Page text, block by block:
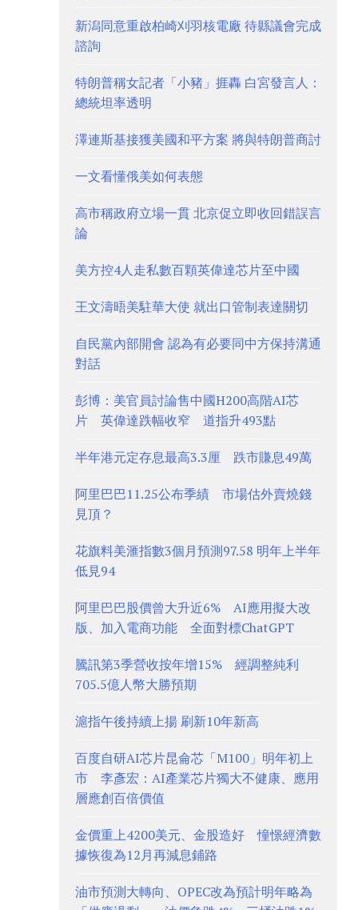
新潟同意重啟柏崎刈羽核電廠 待縣議會完成
諮詢
特朗普稱女記者「小豬」捱轟 白宮發言人：
總統坦率透明
澤連斯基接獲美國和平方案 將與特朗普商討
一文看懂俄美如何表態
高市稱政府立場一貫 北京促立即收回錯誤言
論
美方控4人走私數百顆英偉達芯片至中國
王文濤晤美駐華大使 就出口管制表達關切
自民黨內部開會 認為有必要同中方保持溝通
對話
彭博：美官員討論售中國H200高階AI芯
片 英偉達跌幅收窄 道指升493點
半年港元定存息最高3.3厘 跌市賺息49萬
阿里巴巴11.25公布季績 市場估外賣燒錢
見頂？
花旗料美滙指數3個月預測97.58 明年上半年
低見94
阿里巴巴股價曾大升近6% AI應用擬大改
版、加入電商功能 全面對標ChatGPT
騰訊第3季營收按年增15% 經調整純利
705.5億人幣大勝預期
滬指午後持續上揚 刷新10年新高
百度自研AI芯片昆侖芯「M100」明年初上
市 李彥宏：AI產業芯片獨大不健康、應用
層應創百倍價值
金價重上4200美元、金股造好 憧憬經濟數
據恢復為12月再減息鋪路
油市預測大轉向、OPEC改為預計明年略為